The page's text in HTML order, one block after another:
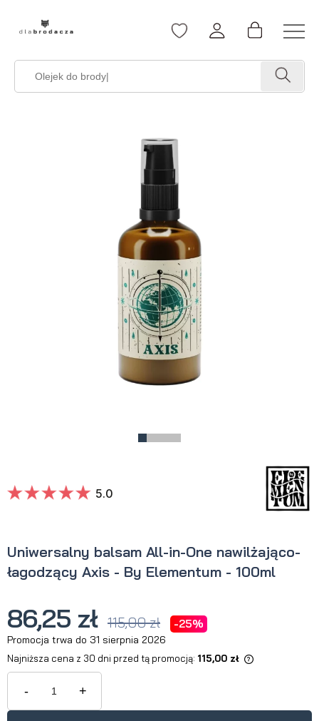
Uniwersalny balsam All-in-One nawilżająco-
łagodzący Axis - By Elementum - 100ml
5.0
86,25 zł 115,00 zł -25%
Promocja trwa do 31 sierpnia 2026
Najniższa cena z 30 dni przed tą promocją: 115,00 zł
Jeżeli produkt jest sprzedawany
krócej niż 30 dni, wyświetlana jest
produkt pojawił się w sprzedaży.
- +